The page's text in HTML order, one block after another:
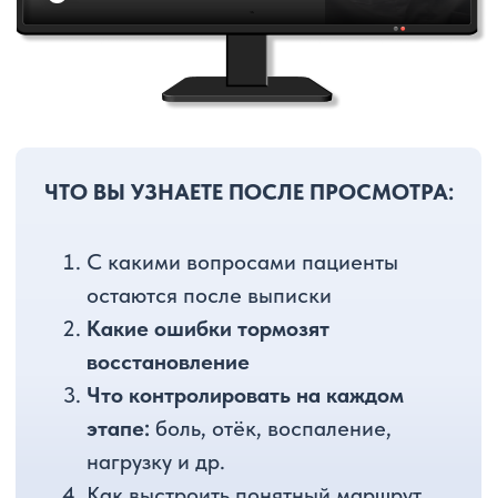
Курс упражнения для
каждого этапа